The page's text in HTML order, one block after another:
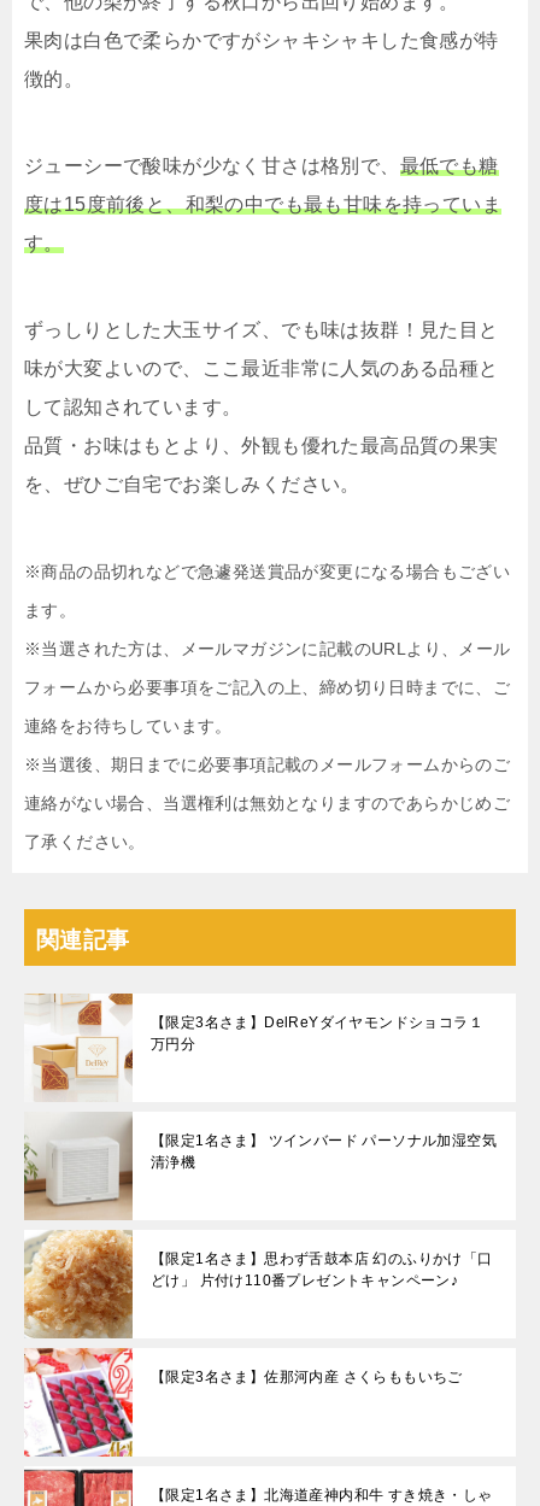
果肉は白色で柔らかですがシャキシャキした食感が特
徴的。
ジューシーで酸味が少なく甘さは格別で、 最低でも糖
度は15度前後と、和梨の中でも最も甘味を持っていま
す。
ずっしりとした大玉サイズ、でも味は抜群！見た目と
味が大変よいので、ここ最近非常に人気のある品種と
して認知されています。
品質・お味はもとより、外観も優れた最高品質の果実
を、ぜひご自宅でお楽しみください。
※商品の品切れなどで急遽発送賞品が変更になる場合もござい
ます。
※当選された方は、メールマガジンに記載のURLより、メール
フォームから必要事項をご記入の上、締め切り日時までに、ご
連絡をお待ちしています。
※当選後、期日までに必要事項記載のメールフォームからのご
連絡がない場合、当選権利は無効となりますのであらかじめご
了承ください。
関連記事
【限定3名さま】DelReYダイヤモンドショコラ１
万円分
【限定1名さま】 ツインバード パーソナル加湿空気
清浄機
【限定1名さま】思わず舌鼓本店 幻のふりかけ「口
どけ」 片付け110番プレゼントキャンペーン♪
【限定3名さま】佐那河内産 さくらももいちご
【限定1名さま】北海道産神内和牛 すき焼き・しゃ